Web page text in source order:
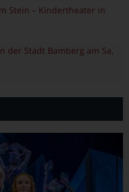
Stein – Kindertheater in
der Stadt Bamberg am Sa,